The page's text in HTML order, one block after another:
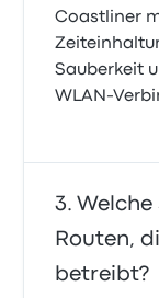
Coastliner
Sauberkeit
WLAN-
Routen,
betreibt?